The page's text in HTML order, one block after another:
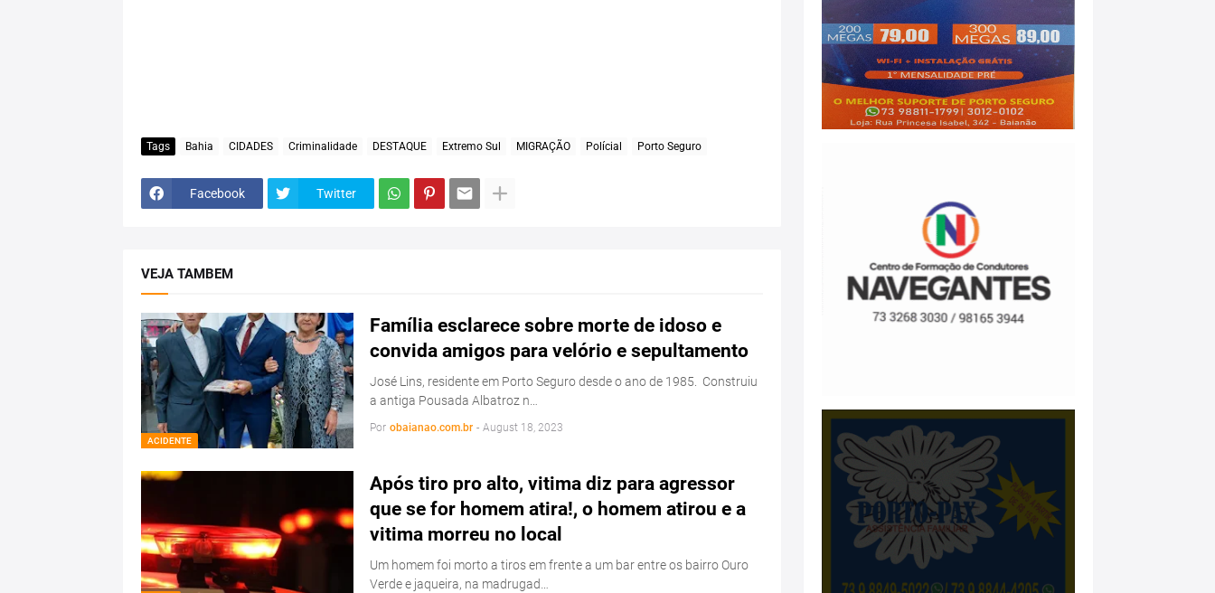
Tags Bahia CIDADES Criminalidade DESTAQUE Extremo Sul MIGRAÇÃO Polícial Porto Seguro
Facebook Twitter
VEJA TAMBEM
ACIDENTE
Família esclarece sobre morte de idoso e
convida amigos para velório e sepultamento
José Lins, residente em Porto Seguro desde o ano de 1985. Construiu
a antiga Pousada Albatroz n…
Por obaianao.com.br - August 18, 2023
Após tiro pro alto, vitima diz para agressor
que se for homem atira!, o homem atirou e a
vitima morreu no local
Um homem foi morto a tiros em frente a um bar entre os bairro Ouro
Verde e jaqueira, na madrugad…